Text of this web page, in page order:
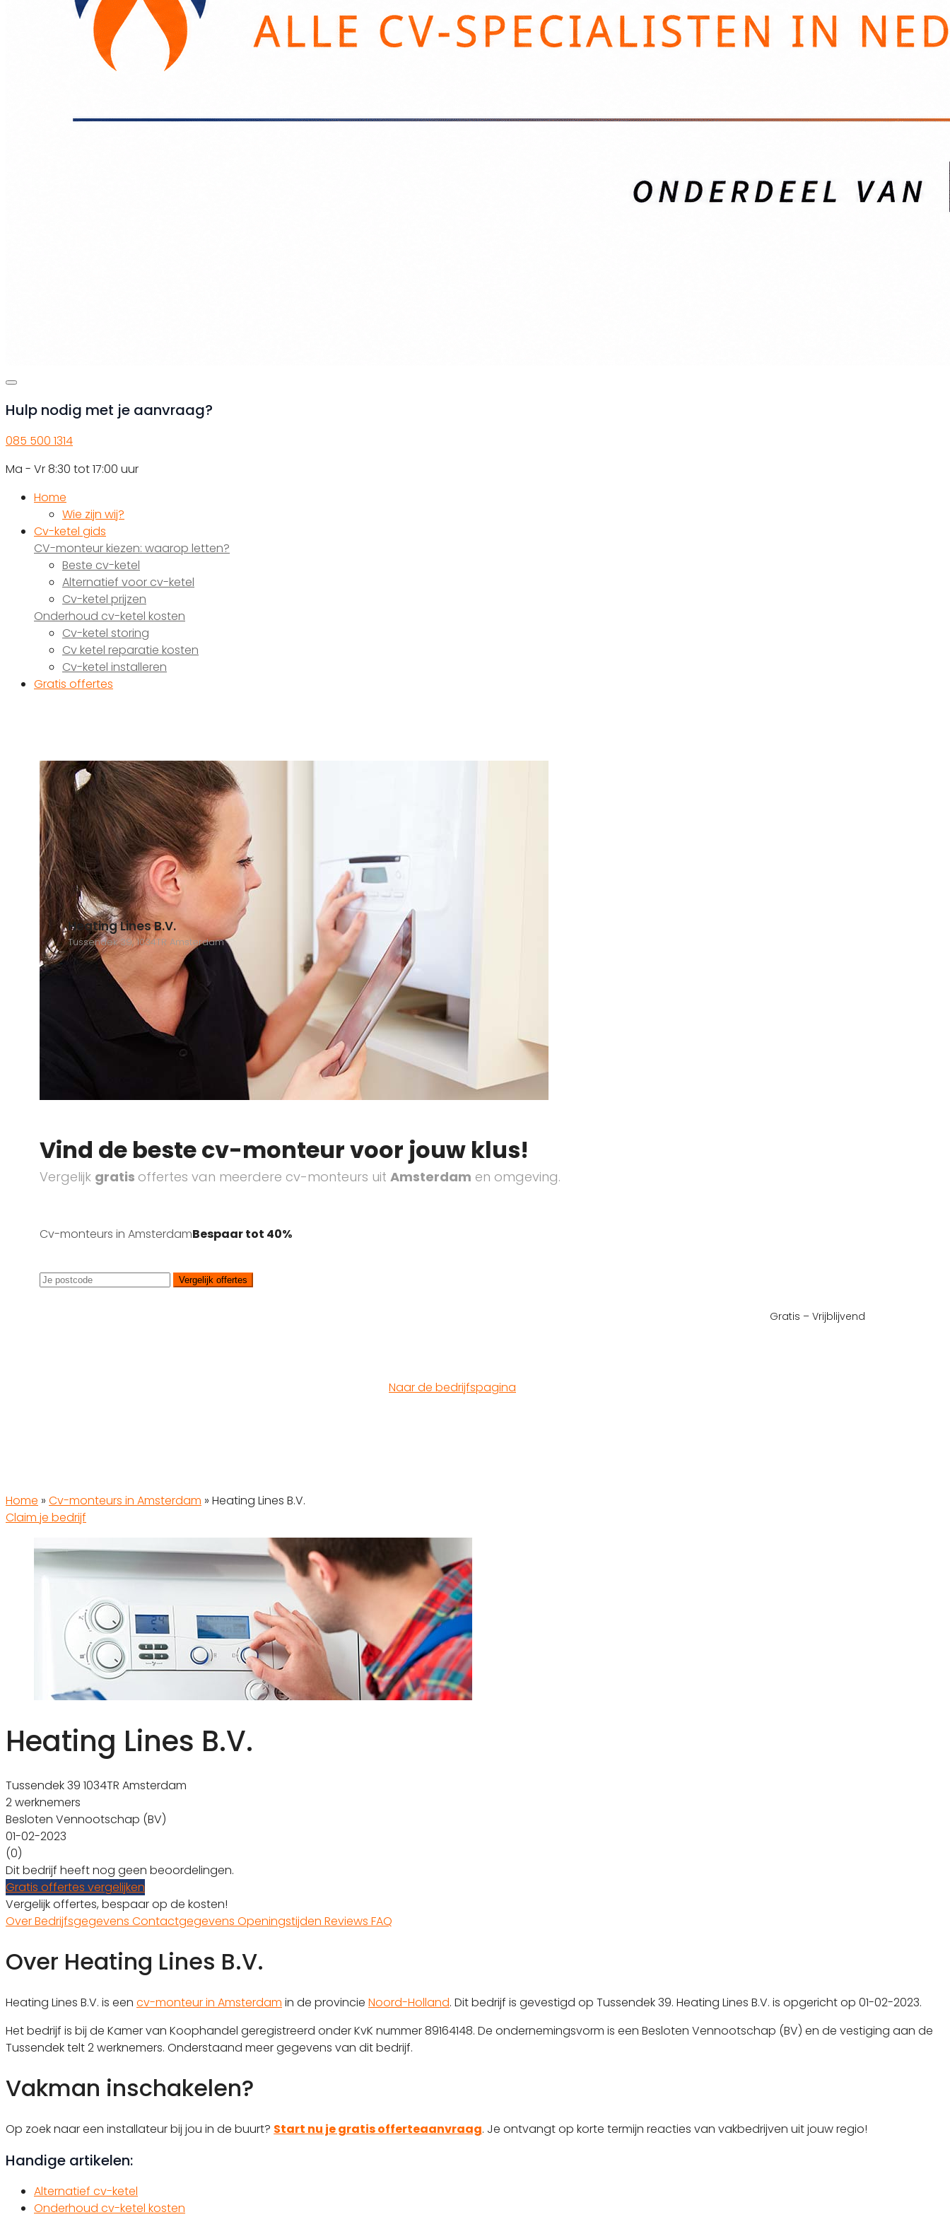
Hulp nodig met je aanvraag?
085 500 1314
Ma - Vr 8:30 tot 17:00 uur
Home
Wie zijn wij?
Cv-ketel gids
CV-monteur kiezen: waarop letten?
Beste cv-ketel
Alternatief voor cv-ketel
Cv-ketel prijzen
Onderhoud cv-ketel kosten
Cv-ketel storing
Cv ketel reparatie kosten
Cv-ketel installeren
Gratis offertes
Heating Lines B.V.
Tussendek 39, 1034TR Amsterdam
Vind de beste cv-monteur voor jouw klus!
Vergelijk gratis offertes van meerdere cv-monteurs uit Amsterdam en omgeving.
Cv-monteurs in AmsterdamBespaar tot 40%
Vergelijk offertes
Gratis – Vrijblijvend
Naar de bedrijfspagina
Home » Cv-monteurs in Amsterdam » Heating Lines B.V.
Claim je bedrijf
Heating Lines B.V.
Tussendek 39 1034TR Amsterdam
2 werknemers
Besloten Vennootschap (BV)
01-02-2023
(0)
Dit bedrijf heeft nog geen beoordelingen.
Gratis offertes vergelijken
Vergelijk offertes, bespaar op de kosten!
OverBedrijfsgegevens Contactgegevens Openingstijden Reviews FAQ
Over Heating Lines B.V.
Heating Lines B.V. is een cv-monteur in Amsterdam in de provincie Noord-Holland. Dit bedrijf is gevestigd op Tussendek 39. Heating Lines B.V. is opgericht op 01-02-2023.
Het bedrijf is bij de Kamer van Koophandel geregistreerd onder KvK nummer 89164148. De ondernemingsvorm is een Besloten Vennootschap (BV) en de vestiging aan de
Tussendek telt 2 werknemers. Onderstaand meer gegevens van dit bedrijf.
Vakman inschakelen?
Op zoek naar een installateur bij jou in de buurt? Start nu je gratis offerteaanvraag. Je ontvangt op korte termijn reacties van vakbedrijven uit jouw regio!
Handige artikelen:
Alternatief cv-ketel
Onderhoud cv-ketel kosten